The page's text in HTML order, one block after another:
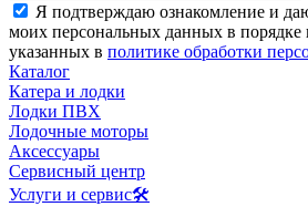
Я подтверждаю ознакомление и
моих персональных данных в порядке
указанных в политике обработки
Каталог
Катера и лодки
Лодки ПВХ
Лодочные моторы
Аксессуары
Сервисный центр
Услуги и сервис🛠️